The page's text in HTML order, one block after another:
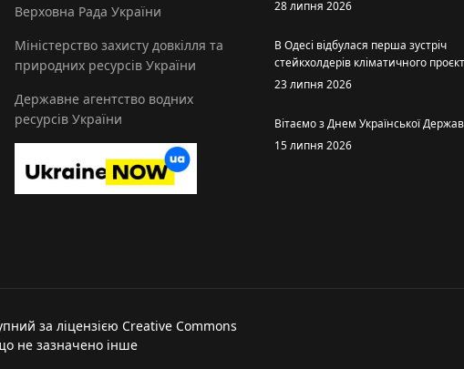
Верховна Рада України
Міністерство захисту довкілля та
природних ресурсів України
Державне агентство водних
ресурсів України
28 липня 2026
В Одесі відбулася перша зустріч
стейкхолдерів кліматичного
23 липня 2026
Вітаємо з Днем Української
15 липня 2026
за ліцензією Creative Commons
не зазначено інше